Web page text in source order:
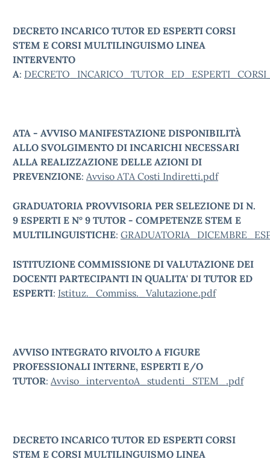
DECRETO INCARICO TUTOR ED ESPERTI CORSI
STEM E CORSI MULTILINGUISMO LINEA
INTERVENTO
A:
ATA - AVVISO MANIFESTAZIONE DISPONIBILITÀ
ALLO SVOLGIMENTO DI INCARICHI NECESSARI
ALLA REALIZZAZIONE DELLE AZIONI DI
PREVENZIONE: Avviso ATA Costi Indiretti.pdf
GRADUATORIA PROVVISORIA PER SELEZIONE DI N.
9 ESPERTI E N° 9 TUTOR - COMPETENZE STEM E
MULTILINGUISTICHE:
ISTITUZIONE COMMISSIONE DI VALUTAZIONE DEI
DOCENTI PARTECIPANTI IN QUALITA' DI TUTOR ED
ESPERTI: Istituz._Commiss._Valutazione.pdf
AVVISO INTEGRATO RIVOLTO A FIGURE
PROFESSIONALI INTERNE, ESPERTI E/O
TUTOR: Avviso_interventoA_studenti_STEM_.pdf
DECRETO INCARICO TUTOR ED ESPERTI CORSI
STEM E CORSI MULTILINGUISMO LINEA